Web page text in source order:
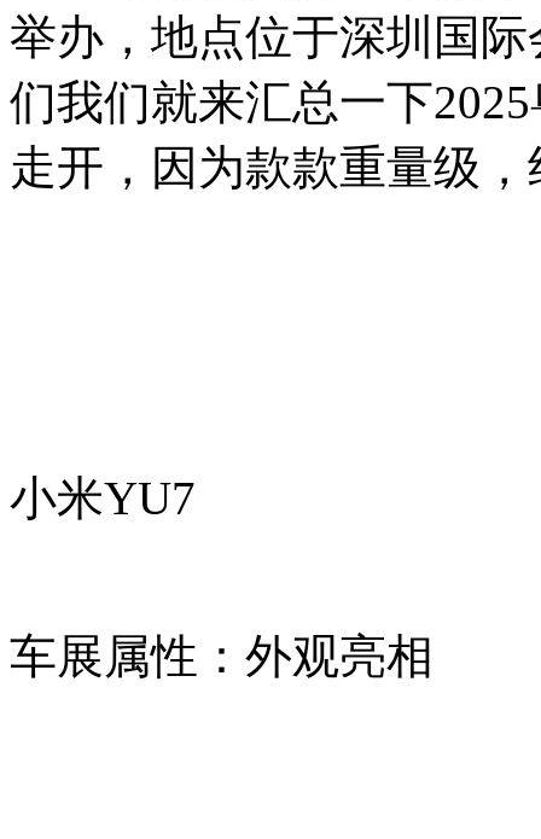
举办，地点位于深圳国
们我们就来汇总一下
走开，因为款款重量级
小米YU7
车展属性：外观亮相